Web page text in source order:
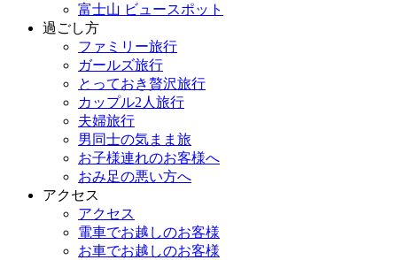
富士山 ビュースポット
過ごし方
ファミリー旅行
ガールズ旅行
とっておき贅沢旅行
カップル2人旅行
夫婦旅行
男同士の気まま旅
お子様連れのお客様へ
おみ足の悪い方へ
アクセス
アクセス
電車でお越しのお客様
お車でお越しのお客様